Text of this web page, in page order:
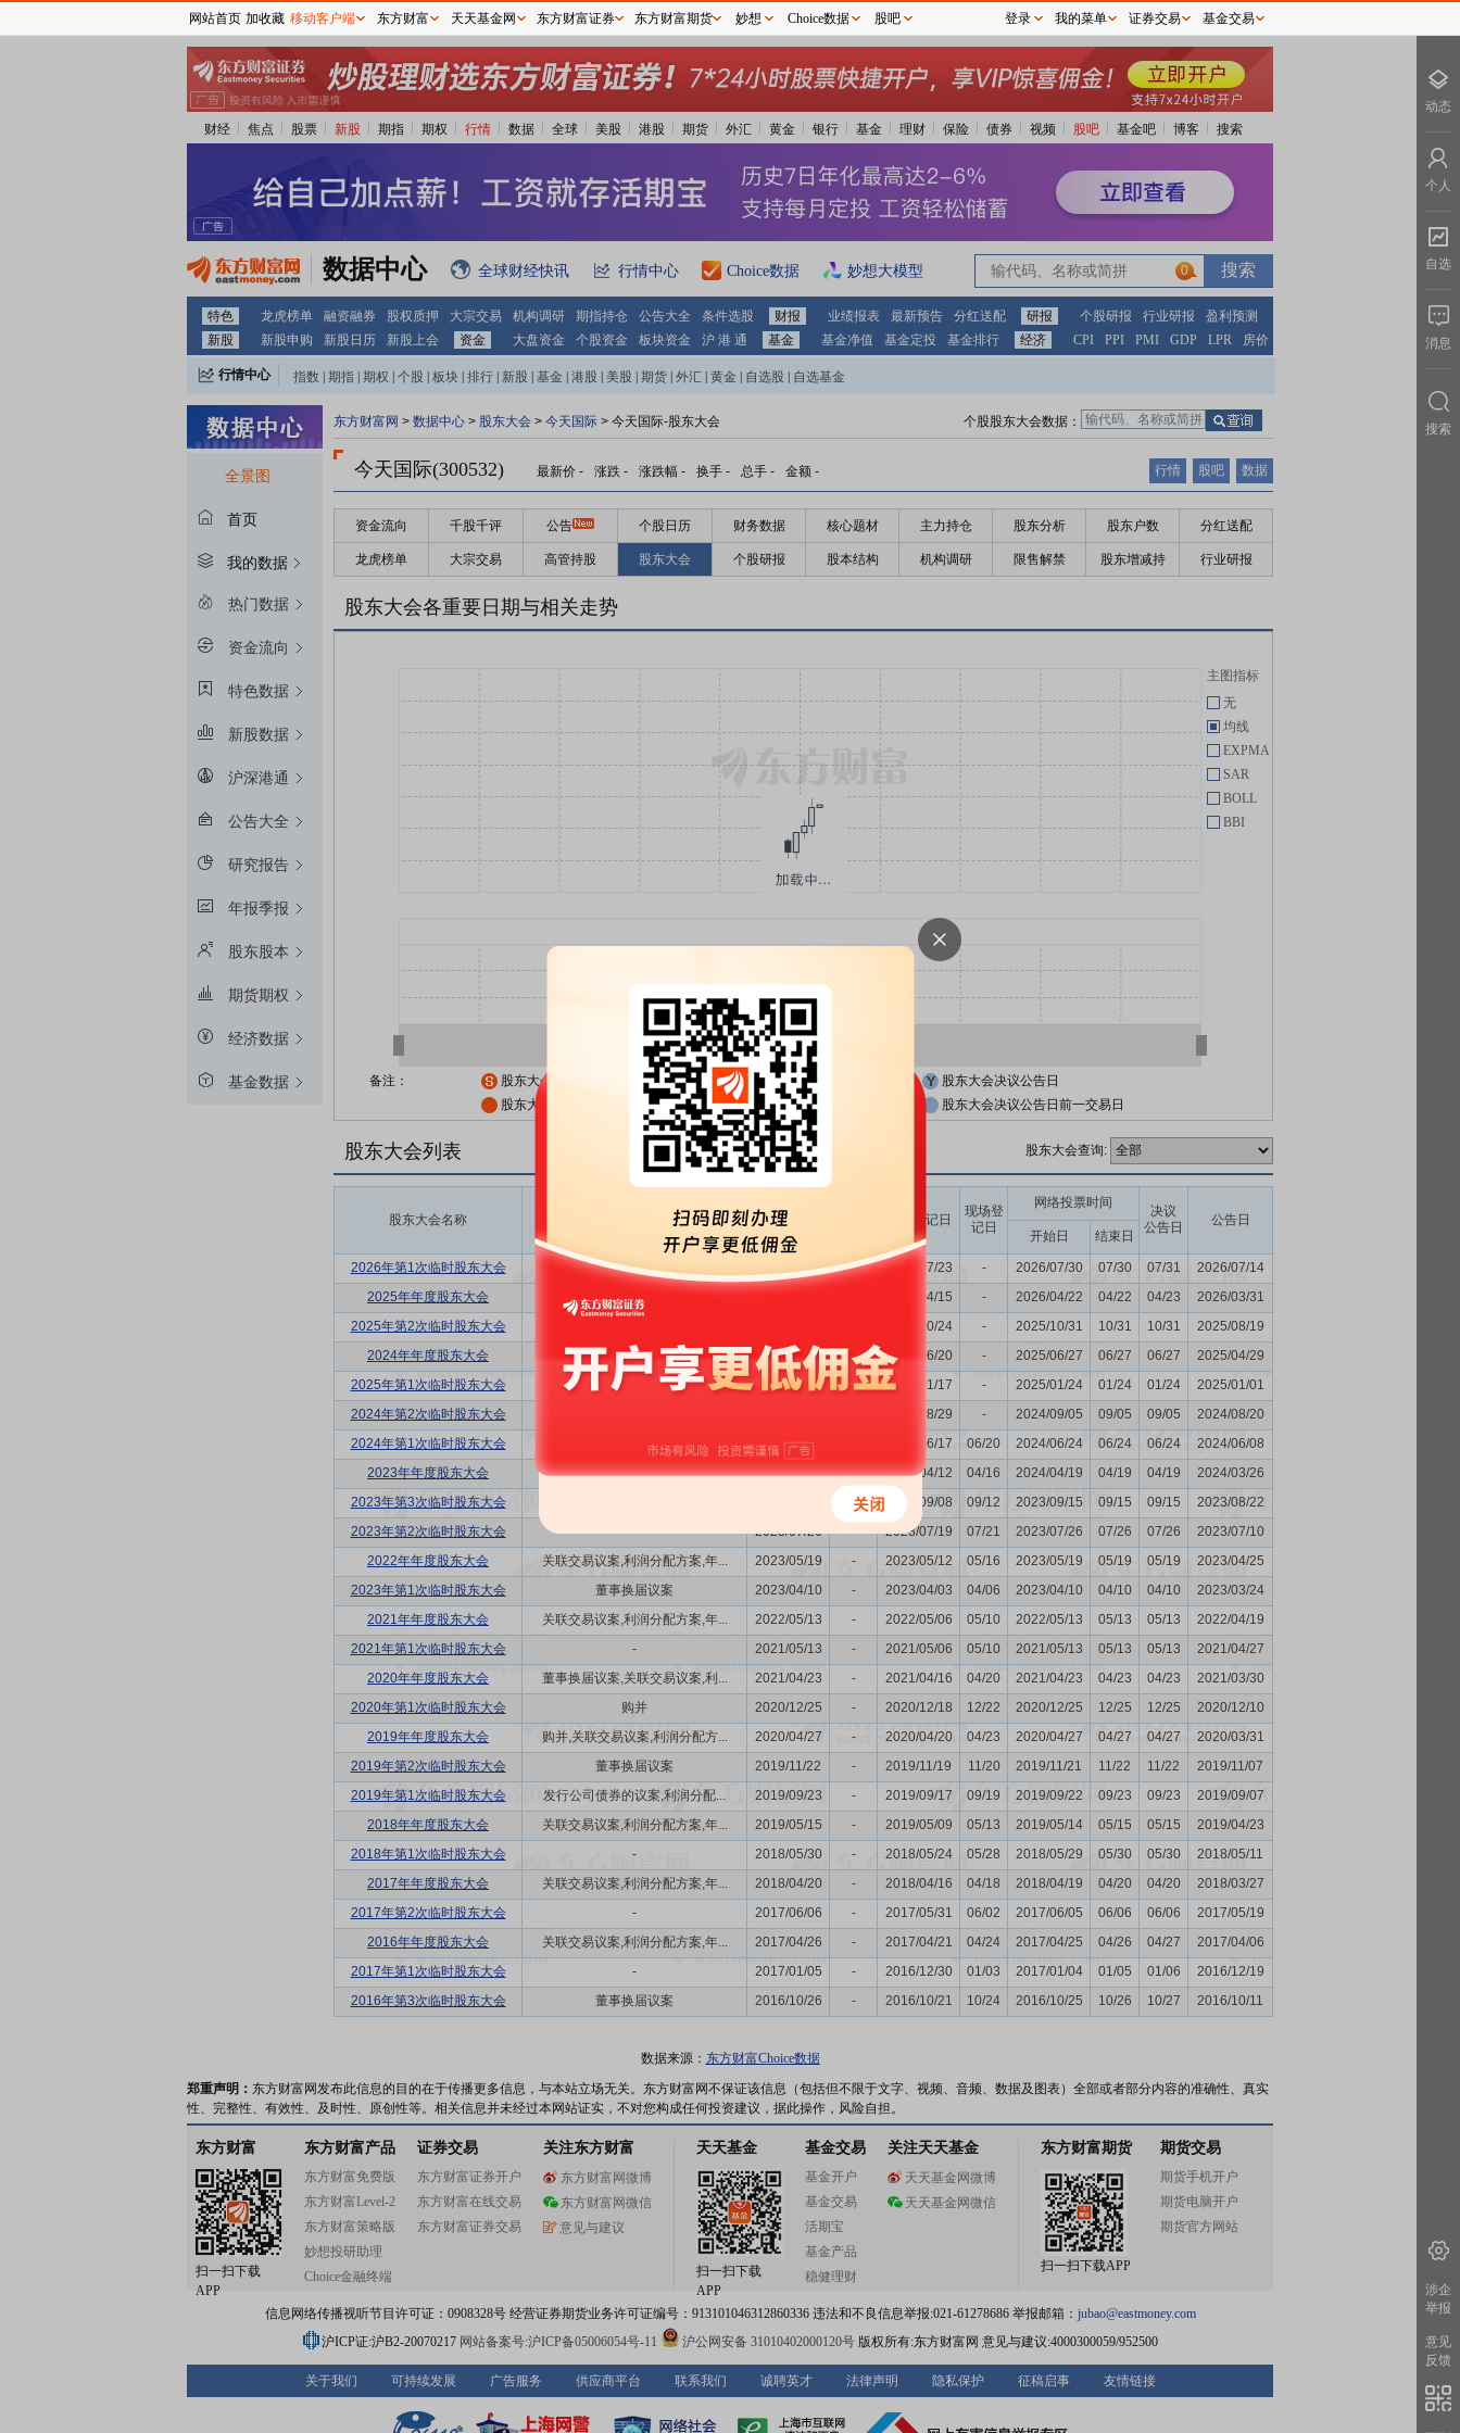
财经 焦点 股票 新股 期指 期权 行情 数据 全球 美股 港股 期货 外汇 黄金 银行 基金 理财 保险 债券 视频 股吧 基金吧 博客 搜索
数据中心 全球财经快讯 行情中心 Choice数据 妙想大模型 0
特色 龙虎榜单 融资融券 股权质押 大宗交易 机构调研 期指持仓 公告大全 条件选股 财报 业绩报表 最新预告 分红送配 研报 个股研报 行业研报
盈利预测
新股
新股申购 新股日历 新股上会 资金 大盘资金 个股资金 板块资金 沪 港 通 基金 基金净值 基金定投 基金排行 经济 CPI PPI PMI GDP LPR 房价
行情中心 指数 期指 期权 个股 板块 排行 新股 基金 港股 美股 期货 外汇 黄金 自选股 自选基金
全景图
首页
我的数据
热门数据
资金流向
特色数据
新股数据
沪深港通
公告大全
研究报告
年报季报
股东股本
期货期权
经济数据
基金数据
东方财富网 > 数据中心 > 股东大会 > 今天国际 > 今天国际-股东大会 个股股东大会数据：
今天国际(300532) 最新价 - 涨跌 - 涨跌幅 - 换手 - 总手 - 金额 - 行情 股吧 数据
资金流向 千股千评 公告 个股日历 财务数据 核心题材 主力持仓 股东分析 股东户数 分红送配
龙虎榜单 大宗交易 高管持股 股东大会 个股研报 股本结构 机构调研 限售解禁 股东增减持 行业研报
股东大会各重要日期与相关走势
主图指标
无
均线
EXPMA
SAR
BOLL
BBI
备注： 股东大会公告日 股东大会召开日
股东大会决议公告日
股东大会公告日前一交易日
股东大会召开日前一交易日 股东大会决议公告日前一交易日
股东大会列表 股东大会查询:
股东大会名称 议题涉及内容
股权登记日
现场登
记日
网络投票时间
决议
公告日
公告日
开始日
开始日 结束日
2026年第1次临时股东大会 - 2026/07/30 - 2026/07/23 - 2026/07/30 07/30 07/31
2026/07/14
2025年年度股东大会
董事换届议案,关联交易议案,利... 2026/04/15 - 2026/04/22 04/22 04/23
2026/03/31
2025年第2次临时股东大会
2025/10/24 - 2025/10/31 10/31 10/31
2025/08/19
2024年年度股东大会
关联交易议案,利润分配方案,年... 2025/06/27 - 2025/06/20 - 2025/06/27 06/27 06/27
2025/04/29
2025年第1次临时股东大会
2025/01/24 - 2025/01/17 - 2025/01/24 01/24 01/24
2025/01/01
2024年第2次临时股东大会
2024/08/29 - 2024/09/05 09/05 09/05
2024/08/20
2024年第1次临时股东大会
2024/06/24 2024/06/17 06/20 2024/06/24 06/24 06/24
2024/06/08
2023年年度股东大会
关联交易议案,利润分配方案,年... 2024/04/19 - 2024/04/12 04/16 2024/04/19 04/19 04/19
2024/03/26
2023年第3次临时股东大会
- 2023/09/08 09/12 2023/09/15 09/15 09/15
2023/08/22
2023年第2次临时股东大会
- 2023/07/26 - 2023/07/19 07/21 2023/07/26 07/26 07/26
2023/07/10
2022年年度股东大会
关联交易议案,利润分配方案,年... 2023/05/19 - 2023/05/12 05/16 2023/05/19 05/19 05/19
2023/04/25
2023年第1次临时股东大会
董事换届议案 2023/04/10 - 2023/04/03 04/06 2023/04/10 04/10 04/10
2023/03/24
2021年年度股东大会
关联交易议案,利润分配方案,年... 2022/05/13 - 2022/05/06 05/10 2022/05/13 05/13 05/13
2022/04/19
2021年第1次临时股东大会
- 2021/05/13 - 2021/05/06 05/10 2021/05/13 05/13 05/13
2021/04/27
2020年年度股东大会
董事换届议案,关联交易议案,利... 2021/04/23 - 2021/04/16 04/20 2021/04/23 04/23 04/23
2021/03/30
2020年第1次临时股东大会
购并 2020/12/25 - 2020/12/18 12/22 2020/12/25 12/25 12/25
2020/12/10
2019年年度股东大会
购并,关联交易议案,利润分配方... 2020/04/27 - 2020/04/20 04/23 2020/04/27 04/27 04/27
2020/03/31
2019年第2次临时股东大会
董事换届议案 2019/11/22 - 2019/11/19 11/20 2019/11/21 11/22 11/22
2019/11/07
2019年第1次临时股东大会
发行公司债券的议案,利润分配... 2019/09/23 - 2019/09/17 09/19 2019/09/22 09/23 09/23
2019/09/07
2018年年度股东大会
关联交易议案,利润分配方案,年... 2019/05/15 - 2019/05/09 05/13 2019/05/14 05/15 05/15
2019/04/23
2018年第1次临时股东大会
- 2018/05/30 - 2018/05/24 05/28 2018/05/29 05/30 05/30
2018/05/11
2017年年度股东大会
关联交易议案,利润分配方案,年... 2018/04/20 - 2018/04/16 04/18 2018/04/19 04/20 04/20
2018/03/27
2017年第2次临时股东大会
- 2017/06/06 - 2017/05/31 06/02 2017/06/05 06/06 06/06
2017/05/19
2016年年度股东大会
关联交易议案,利润分配方案,年... 2017/04/26 - 2017/04/21 04/24 2017/04/25 04/26 04/27
2017/04/06
2017年第1次临时股东大会
- 2017/01/05 - 2016/12/30 01/03 2017/01/04 01/05 01/06
2016/12/19
2016年第3次临时股东大会
董事换届议案 2016/10/26 - 2016/10/21 10/24 2016/10/25 10/26 10/27 2016/10/11
数据来源： 东方财富Choice数据
郑重声明： 东方财富网发布此信息的目的在于传播更多信息，与本站立场无关。东方财富网不保证该信息（包括但不限于文字、视频、音频、数据及图表）全部或者部分内容的准确性、真实
性、完整性、有效性、及时性、原创性等。相关信息并未经过本网站证实，不对您构成任何投资建议，据此操作，风险自担。
东方财富
扫一扫下载
APP
东方财富产品
东方财富免费版
东方财富Level-2
东方财富策略版
妙想投研助理
Choice金融终端
证券交易
东方财富证券开户
东方财富在线交易
东方财富证券交易
关注东方财富
东方财富网微博
东方财富网微信
意见与建议
天天基金
扫一扫下载
APP
基金交易
基金开户
基金交易
活期宝
基金产品
稳健理财
关注天天基金
天天基金网微博
天天基金网微信
东方财富期货
扫一扫下载APP
期货交易
期货手机开户
期货电脑开户
期货官方网站
信息网络传播视听节目许可证：0908328号 经营证券期货业务许可证编号：913101046312860336 违法和不良信息举报:021-61278686 举报邮箱： jubao@eastmoney.com
沪ICP证:沪B2-20070217 网站备案号:沪ICP备05006054号-11 沪公网安备 31010402000120号版权所有:东方财富网 意见与建议:4000300059/952500
关于我们 可持续发展 广告服务 供应商平台 联系我们 诚聘英才 法律声明 隐私保护 征稿启事 友情链接
网站首页 加收藏 移动客户端 东方财富 天天基金网 东方财富证券 东方财富期货 妙想 Choice数据 股吧 登录 我的菜单 证券交易 基金交易
动态
个人
自选
消息
搜索
涉企
举报
意见
反馈